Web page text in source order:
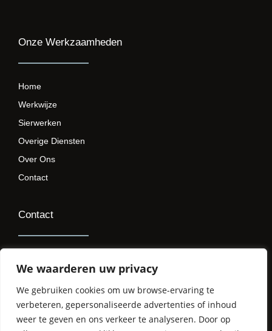
We waarderen uw privacy
We gebruiken cookies om uw browse-ervaring te
verbeteren, gepersonaliseerde advertenties of inhoud
weer te geven en ons verkeer te analyseren. Door op
Onze Werkzaamheden
Home
Werkwijze
Sierwerken
Overige Diensten
Over Ons
Contact
Contact
r@opthoogmetselwerken.nl
KVK: 88176525